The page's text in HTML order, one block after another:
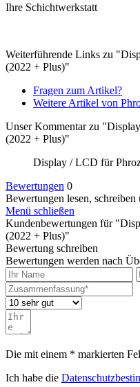
Ihre Schichtwerkstatt
Weiterführende Links zu
(2022 + Plus)"
Fragen zum Artikel?
Weitere Artikel von
Unser Kommentar zu
(2022 + Plus)"
Display / LCD für
Bewertungen 0
Bewertungen lesen, schreiben
Menü schließen
Kundenbewertungen für
(2022 + Plus)"
Bewertung schreiben
Bewertungen werden nach
Die mit einem * markierten
Ich habe die